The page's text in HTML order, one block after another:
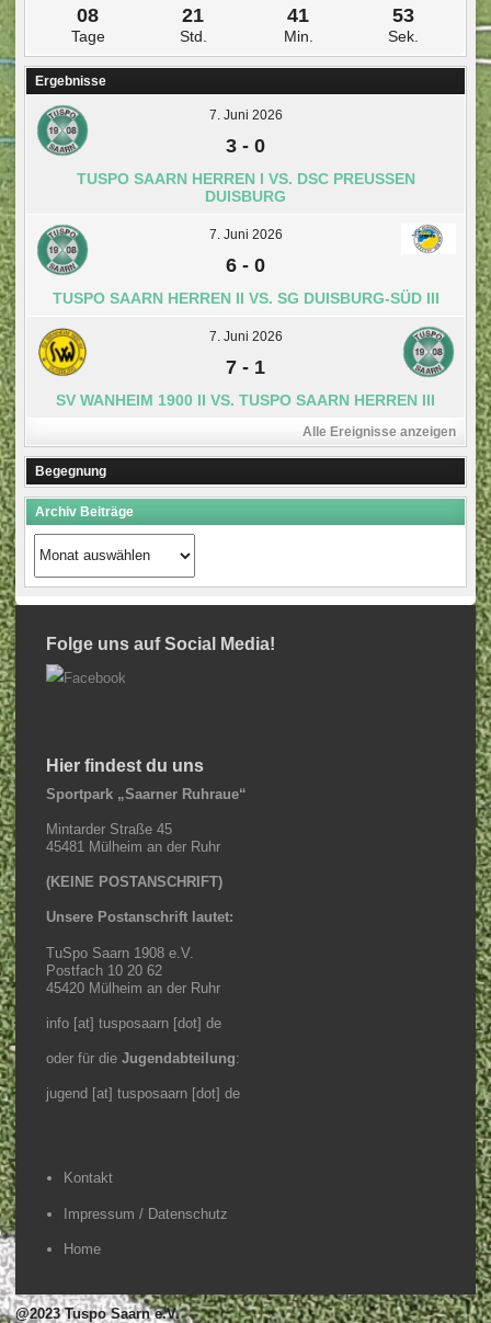
08
Tage
21
Std.
41
Min.
53
Sek.
Ergebnisse
7. Juni 2026
3 - 0
TUSPO SAARN HERREN I VS. DSC PREUSSEN D
UISBURG
7. Juni 2026
6 - 0
TUSPO SAARN HERREN II VS. SG DUISBURG-SÜD III
7. Juni 2026
7 - 1
SV WANHEIM 1900 II VS. TUSPO SAARN HERREN III
Alle Ereignisse anzeigen
Begegnung
Archiv Beiträge
Archiv
Beiträge
Folge uns auf Social Media!
Hier findest du uns
Sportpark „Saarner Ruhraue“
Mintarder Straße 45
45481 Mülheim an der Ruhr
(KEINE POSTANSCHRIFT)
Unsere Postanschrift lautet:
TuSpo Saarn 1908 e.V.
Postfach 10 20 62
45420 Mülheim an der Ruhr
info [at] tusposaarn [dot] de
oder für die Jugendabteilung:
jugend [at] tusposaarn [dot] de
Kontakt
Impressum / Datenschutz
Home
@2023 Tuspo Saarn e.V.